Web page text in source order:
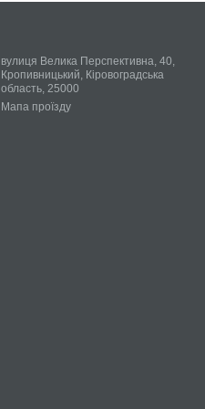
вулиця Велика Перспективна, 40,
Кропивницький, Кіровоградська
область, 25000
Мапа проїзду